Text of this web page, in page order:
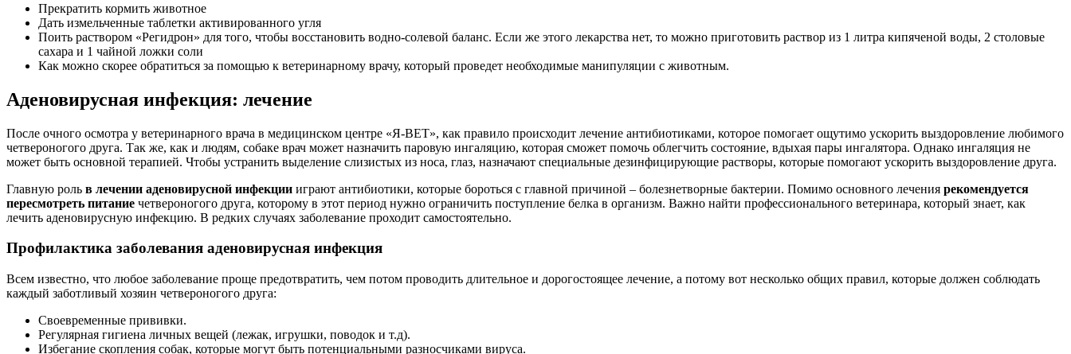
Прекратить кормить животное
Дать измельченные таблетки активированного угля
Поить раствором «Регидрон» для того, чтобы восстановить водно-солевой баланс. Если же этого лекарства нет, то можно приготовить раствор из 1 литра кипяченой воды, 2 столовые
сахара и 1 чайной ложки соли
Как можно скорее обратиться за помощью к ветеринарному врачу, который проведет необходимые манипуляции с животным.
Аденовирусная инфекция: лечение
После очного осмотра у ветеринарного врача в медицинском центре «Я-ВЕТ», как правило происходит лечение антибиотиками, которое помогает ощутимо ускорить выздоровление любимого
четвероногого друга. Так же, как и людям, собаке врач может назначить паровую ингаляцию, которая сможет помочь облегчить состояние, вдыхая пары ингалятора. Однако ингаляция не
может быть основной терапией. Чтобы устранить выделение слизистых из носа, глаз, назначают специальные дезинфицирующие растворы, которые помогают ускорить выздоровление друга.
Главную роль в лечении аденовирусной инфекции играют антибиотики, которые бороться с главной причиной – болезнетворные бактерии. Помимо основного лечения рекомендуется
пересмотреть питание четвероногого друга, которому в этот период нужно ограничить поступление белка в организм. Важно найти профессионального ветеринара, который знает, как
лечить аденовирусную инфекцию. В редких случаях заболевание проходит самостоятельно.
Профилактика заболевания аденовирусная инфекция
Всем известно, что любое заболевание проще предотвратить, чем потом проводить длительное и дорогостоящее лечение, а потому вот несколько общих правил, которые должен соблюдать
каждый заботливый хозяин четвероногого друга:
Своевременные прививки.
Регулярная гигиена личных вещей (лежак, игрушки, поводок и т.д).
Избегание скопления собак, которые могут быть потенциальными разносчиками вируса.